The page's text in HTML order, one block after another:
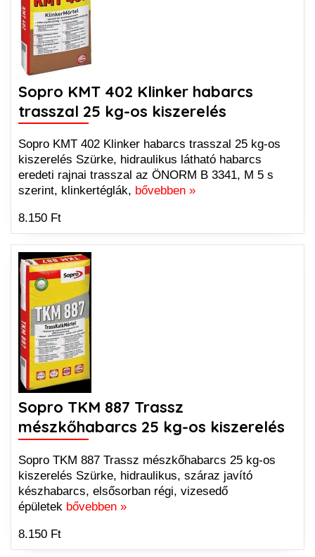
Sopro KMT 402 Klinker habarcs
trasszal 25 kg-os kiszerelés
Sopro KMT 402 Klinker habarcs trasszal 25 kg-os
kiszerelés Szürke, hidraulikus látható habarcs
eredeti rajnai trasszal az ÖNORM B 3341, M 5 s
szerint, klinkertéglák, bővebben »
8.150 Ft
Sopro TKM 887 Trassz
mészkőhabarcs 25 kg-os kiszerelés
Sopro TKM 887 Trassz mészkőhabarcs 25 kg-os
kiszerelés Szürke, hidraulikus, száraz javító
készhabarcs, elsősorban régi, vizesedő
épületek bővebben »
8.150 Ft